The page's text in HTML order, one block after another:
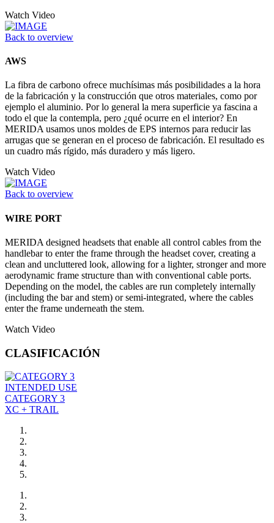
Watch Video
Back to overview
AWS
La fibra de carbono ofrece muchísimas más posibilidades a la hora
de la fabricación y la construcción que otros materiales, como por
ejemplo el aluminio. Por lo general la mera superficie ya fascina a
todo el que la contempla, pero ¿qué ocurre en el interior? En
MERIDA usamos unos moldes de EPS internos para reducir las
arrugas que se generan en el proceso de fabricación. El resultado es
un cuadro más rígido, más duradero y más ligero.
Watch Video
Back to overview
WIRE PORT
MERIDA designed headsets that enable all control cables from the
handlebar to enter the frame through the headset cover, creating a
clean and uncluttered look, allowing for a lighter, stronger and more
aerodynamic frame structure than with conventional cable ports.
Depending on the model, the cables are run completely internally
(including the bar and stem) or semi-integrated, where the cables
enter the frame underneath the stem.
Watch Video
CLASIFICACIÓN
INTENDED USE
CATEGORY 3
XC + TRAIL